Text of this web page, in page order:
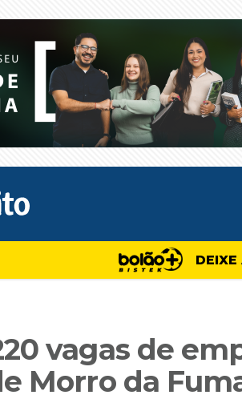
DEIXE
vagas de
Morro da